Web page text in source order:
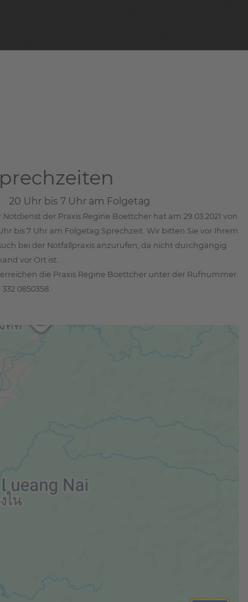
20 Uhr bis 7 Uhr am Folgetag
Notdienst der Praxis Regine Boettcher hat am 29.03.2021 von
bis 7 Uhr am Folgetag Sprechzeit. Wir bitten Sie vor Ihrem
bei der Notfallpraxis anzurufen, da nicht durchgängig
vor Ort ist.
erreichen die Praxis Regine Boettcher unter der Rufnummer:
332 0850358